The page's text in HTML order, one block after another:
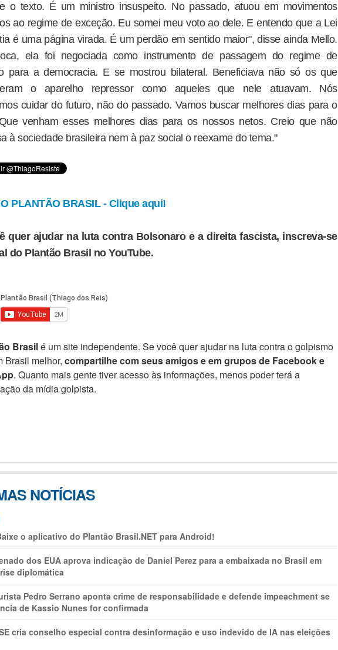
o texto. É um ministro insuspeito. No passado, atuou em movimentos
ao regime de exceção. Eu somei meu voto ao dele. E entendo que a Lei
é uma página virada. É um perdão em sentido maior", disse ainda Mello.
ela foi negociada como instrumento de passagem do regime de
para a democracia. E se mostrou bilateral. Beneficiava não só os que
o aparelho repressor como aqueles que nele atuavam. Nós
cuidar do futuro, não do passado. Vamos buscar melhores dias para o
venham esses melhores dias para os nossos netos. Creio que não
à sociedade brasileira nem à paz social o reexame do tema."
PLANTÃO BRASIL - Clique aqui!
quer ajudar na luta contra Bolsonaro e a direita fascista, inscreva-se
do Plantão Brasil no YouTube.
Brasilé um site independente. Se você quer ajudar na luta contra o golpismo
Brasil melhor, compartilhe com seus amigos e em grupos de Facebook e
. Quanto mais gente tiver acesso às informações, menos poder terá a
da mídia golpista.
NOTÍCIAS
o aplicativo do Plantão Brasil.NET para Android!
dos EUA aprova indicação de Daniel Perez para a embaixada no Brasil em
diplomática
Pedro Serrano aponta crime de responsabilidade e defende impeachment se
de Kassio Nunes for confirmada
cria conselho especial contra desinformação e uso indevido de IA nas eleições